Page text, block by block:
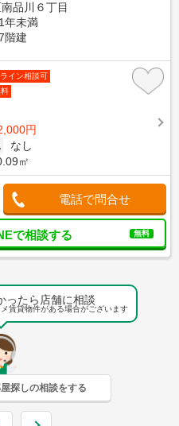
品川６丁目
1年未満
階建
イン相談可
円
なし
㎡
電話で問合せ
で相談する 無料
ったら店舗に相談
賃貸物件がある場合がございます
探しの相談をする